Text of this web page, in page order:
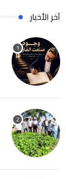
آخر الأخبار